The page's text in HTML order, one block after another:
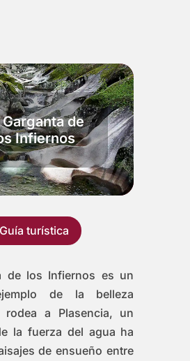
Garganta de
Infiernos
Guía turística
de los Infiernos es un
de la belleza
rodea a Plasencia, un
la fuerza del agua ha
de ensueño entre